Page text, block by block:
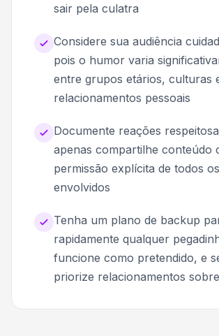
sair pela culatra
Considere sua audiência
pois o humor varia
entre grupos etários, culturas
relacionamentos pessoais
Documente reações
apenas compartilhe conteúdo
permissão explícita de todos os
envolvidos
Tenha um plano de backup
rapidamente qualquer
funcione como pretendido, e
priorize relacionamentos